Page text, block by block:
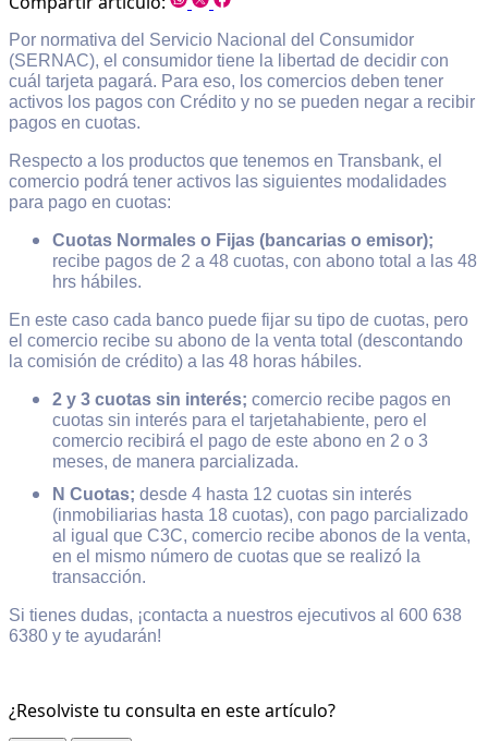
Por normativa del Servicio Nacional del Consumidor
(SERNAC), el consumidor tiene la libertad de decidir con
cuál tarjeta pagará. Para eso, los comercios deben tener
activos los pagos con Crédito y no se pueden negar a recibir
pagos en cuotas.
Respecto a los productos que tenemos en Transbank, el
comercio podrá tener activos las siguientes modalidades
para pago en cuotas:
Cuotas Normales o Fijas (bancarias o emisor);
recibe pagos de 2 a 48 cuotas, con abono total a las 48
hrs hábiles.
En este caso cada banco puede fijar su tipo de cuotas, pero
el comercio recibe su abono de la venta total (descontando
la comisión de crédito) a las 48 horas hábiles.
2 y 3 cuotas sin interés; comercio recibe pagos en
cuotas sin interés para el tarjetahabiente, pero el
comercio recibirá el pago de este abono en 2 o 3
meses, de manera parcializada.
N Cuotas; desde 4 hasta 12 cuotas sin interés
(inmobiliarias hasta 18 cuotas), con pago parcializado
al igual que C3C, comercio recibe abonos de la venta,
en el mismo número de cuotas que se realizó la
transacción.
Si tienes dudas, ¡contacta a nuestros ejecutivos al 600 638
6380 y te ayudarán!
¿Resolviste tu consulta en este artículo?